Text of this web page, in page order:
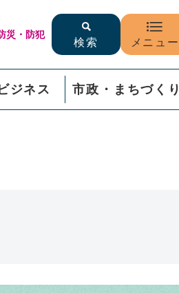
災・防犯
検索 メニュー
ジネス 市政・まちづくり